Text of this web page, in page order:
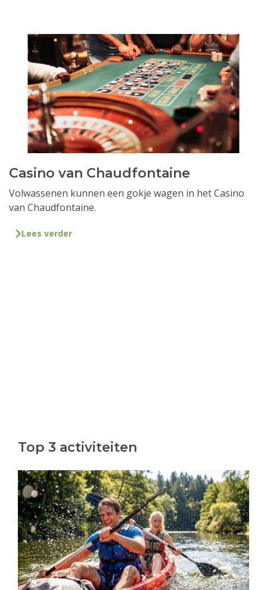
Casino van Chaudfontaine
Volwassenen kunnen een gokje wagen in het Casino
van Chaudfontaine.
Lees verder
Top 3 activiteiten